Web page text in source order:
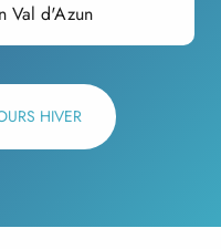
Val d'Azun
HIVER